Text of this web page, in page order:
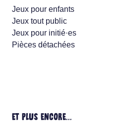
Jeux pour enfants
Jeux tout public
Jeux pour initié·es
Pièces détachées
ET PLUS ENCORE...